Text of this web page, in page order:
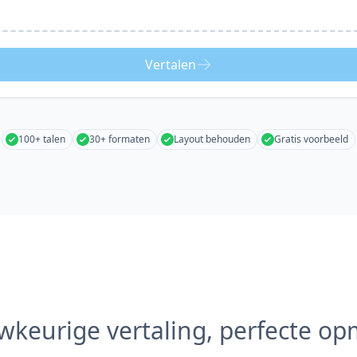
Vertalen
100+ talen 30+ formaten Layout behouden Gratis voorbeeld
vertaling, perfecte